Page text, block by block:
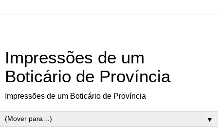
Impressões de um
Boticário de Província
Impressões de um Boticário de Província
▼